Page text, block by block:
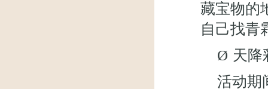
藏宝物的
自己找青
Ø 天降
活动期